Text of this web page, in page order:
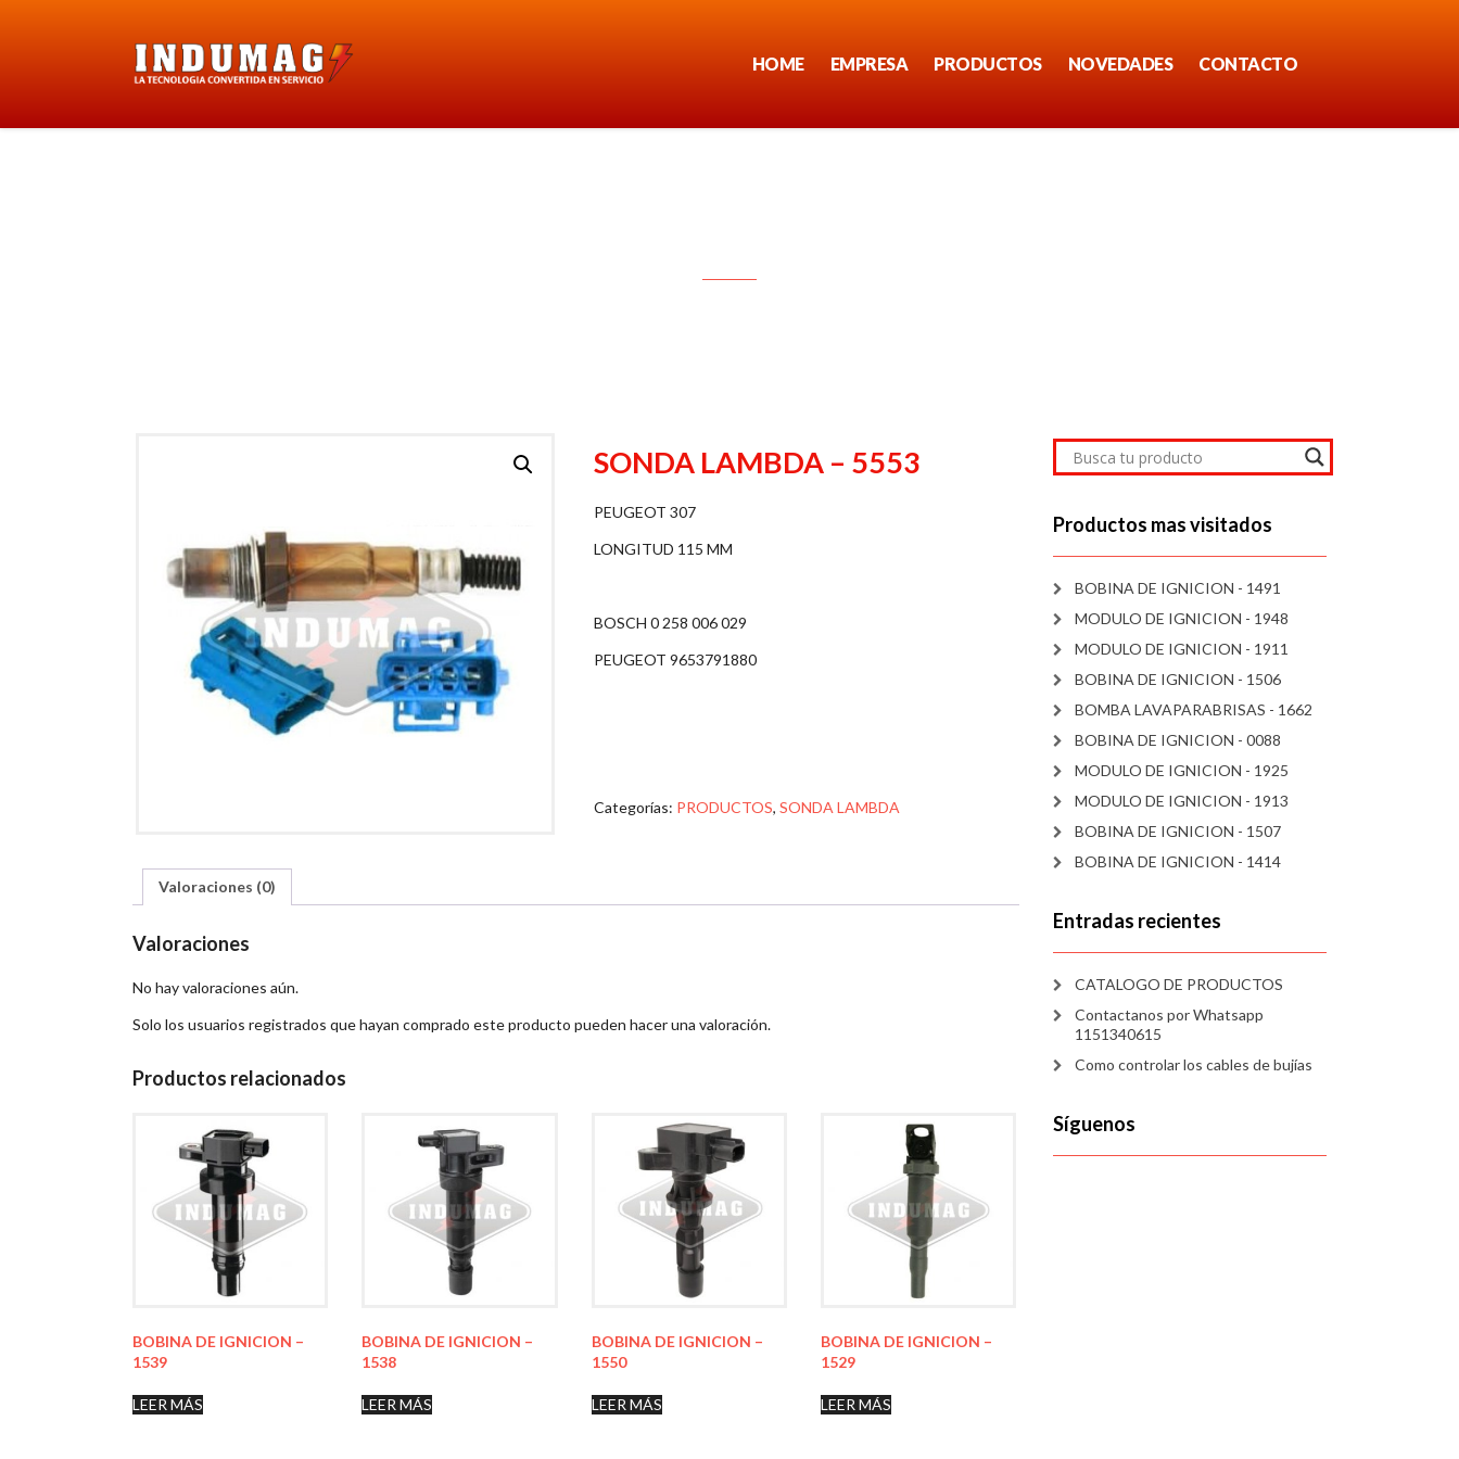
HOME EMPRESA PRODUCTOS NOVEDADES CONTACTO
SONDA LAMBDA – 5553
PEUGEOT 307
LONGITUD 115 MM
BOSCH 0 258 006 029
PEUGEOT 9653791880
Categorías: PRODUCTOS,SONDA LAMBDA
Valoraciones (0)
Valoraciones
No hay valoraciones aún.
Solo los usuarios registrados que hayan comprado este producto pueden hacer una valoración.
Productos relacionados
BOBINA DE IGNICION –
1539
LEER MÁS
BOBINA DE IGNICION –
1538
LEER MÁS
BOBINA DE IGNICION –
1550
LEER MÁS
BOBINA DE IGNICION –
1529
LEER MÁS
Productos mas visitados
BOBINA DE IGNICION - 1491
MODULO DE IGNICION - 1948
MODULO DE IGNICION - 1911
BOBINA DE IGNICION - 1506
BOMBA LAVAPARABRISAS - 1662
BOBINA DE IGNICION - 0088
MODULO DE IGNICION - 1925
MODULO DE IGNICION - 1913
BOBINA DE IGNICION - 1507
BOBINA DE IGNICION - 1414
Entradas recientes
CATALOGO DE PRODUCTOS
Contactanos por Whatsapp
1151340615
Como controlar los cables de bujías
Síguenos